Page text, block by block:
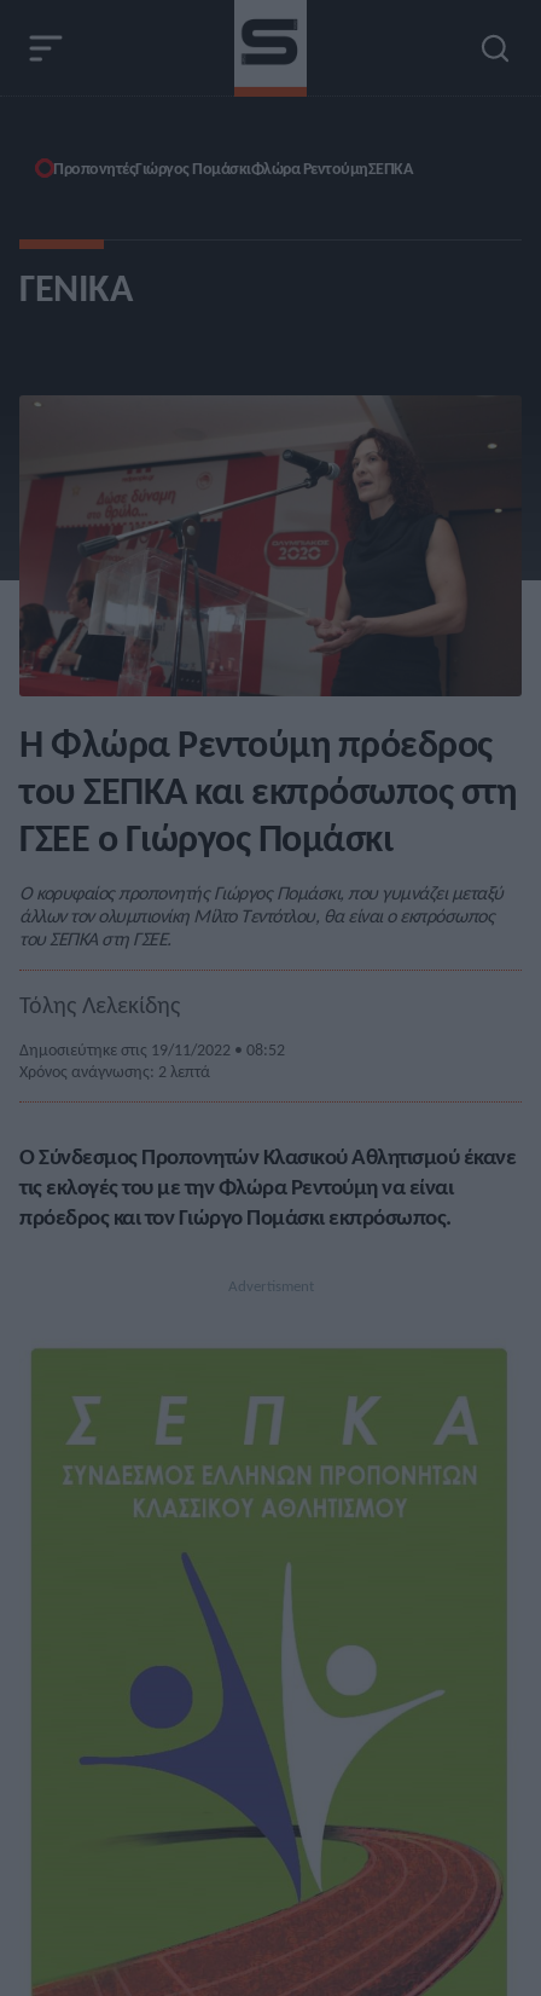
ΠροπονητέςΓιώργος ΠομάσκιΦλώρα ΡεντούμηΣΕΠΚΑ
ΓΕΝΙΚΆ
Η Φλώρα Ρεντούμη πρόεδρος
του ΣΕΠΚΑ και εκπρόσωπος στη
ΓΣΕΕ ο Γιώργος Πομάσκι
Ο κορυφαίος προπονητής Γιώργος Πομάσκι, που γυμνάζει μεταξύ
άλλων τον ολυμπιονίκη Μίλτο Τεντότλου, θα είναι ο εκπρόσωπος
του ΣΕΠΚΑ στη ΓΣΕΕ.
Τόλης Λελεκίδης
Δημοσιεύτηκε στις 19/11/2022 • 08:52
Χρόνος ανάγνωσης: 2 λεπτά
Ο Σύνδεσμος Προπονητών Κλασικού Αθλητισμού έκανε
τις εκλογές του με την Φλώρα Ρεντούμη να είναι
πρόεδρος και τον Γιώργο Πομάσκι εκπρόσωπος.